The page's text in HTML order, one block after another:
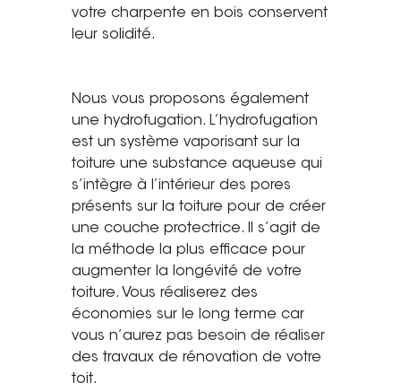
votre charpente en bois conservent
leur solidité.
Nous vous proposons également
une hydrofugation. L’hydrofugation
est un système vaporisant sur la
toiture une substance aqueusequi
s’intègre à l’intérieur des pores
présents sur la toiture pour de créer
une couche protectrice. Il s’agit de
la méthode la plus efficace pour
augmenter la longévité de votre
toiture. Vous réaliserez des
économies sur le long terme car
vous n’aurez pas besoin de réaliser
des travaux de rénovation de votre
toit.